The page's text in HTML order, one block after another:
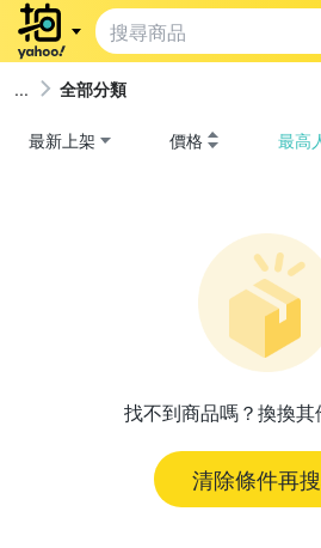
全部分類
最新上架 價格 最高
找不到商品嗎？換換其
清除條件再